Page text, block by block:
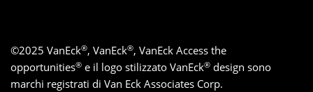
©2025 VanEck®, VanEck®, VanEck Access the
opportunities® e il logo stilizzato VanEck® design sono
marchi registrati di Van Eck Associates Corp.